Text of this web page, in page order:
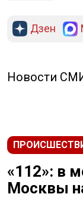
Дзен
Новости
«112»: в
Москвы